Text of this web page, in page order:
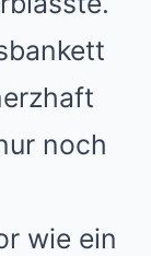
noch
wie ein